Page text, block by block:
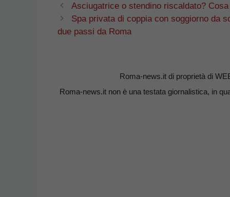
Asciugatrice o stendino riscaldato?
Spa privata di coppia con soggiorno da
due passi da Roma
Roma-news.it di proprietà di
Roma-news.it non è una testata giornalistica, in